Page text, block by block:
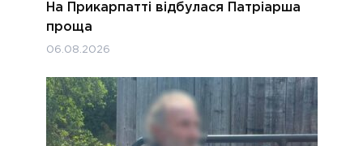
На Прикарпатті відбулася Патріарша
проща
06.08.2026